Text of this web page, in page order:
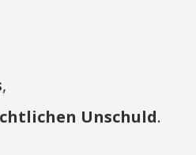
,
Unschuld.